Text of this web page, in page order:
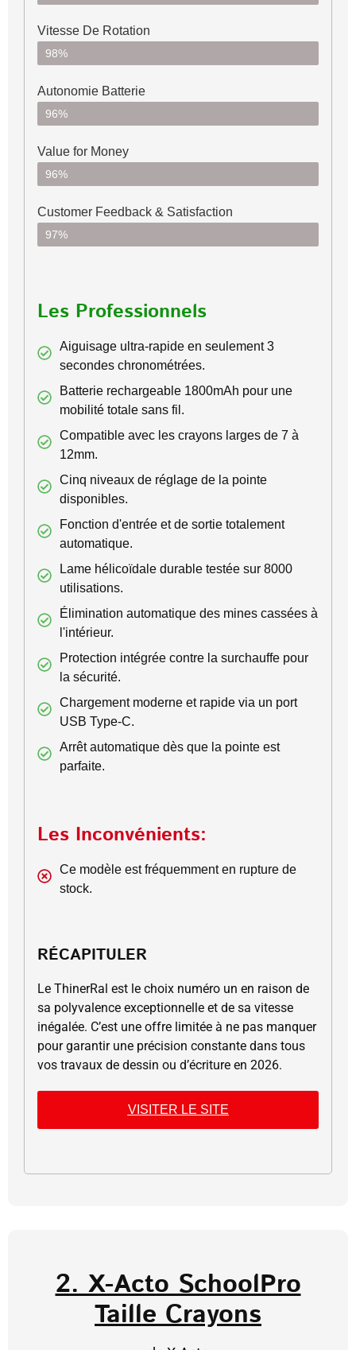
Vitesse De Rotation
98%
Autonomie Batterie
96%
Value for Money
96%
Customer Feedback & Satisfaction​
97%
Les Professionnels
Aiguisage ultra-rapide en seulement 3
secondes chronométrées.
Batterie rechargeable 1800mAh pour une
mobilité totale sans fil.
Compatible avec les crayons larges de 7 à
12mm.
Cinq niveaux de réglage de la pointe
disponibles.
Fonction d'entrée et de sortie totalement
automatique.
Lame hélicoïdale durable testée sur 8000
utilisations.
Élimination automatique des mines cassées à
l'intérieur.
Protection intégrée contre la surchauffe pour
la sécurité.
Chargement moderne et rapide via un port
USB Type-C.
Arrêt automatique dès que la pointe est
parfaite.
Les Inconvénients:
Ce modèle est fréquemment en rupture de
stock.
RÉCAPITULER
Le ThinerRal est le choix numéro un en raison de
sa polyvalence exceptionnelle et de sa vitesse
inégalée. C’est une offre limitée à ne pas manquer
pour garantir une précision constante dans tous
vos travaux de dessin ou d’écriture en 2026.
VISITER LE SITE
2. X-Acto SchoolPro
Taille Crayons